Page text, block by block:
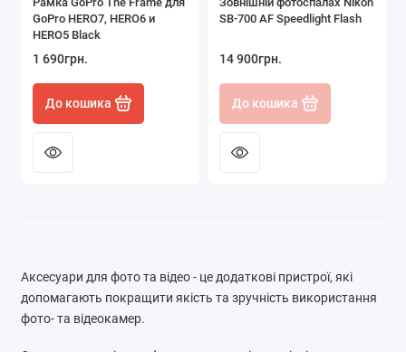
GoPro HERO7, HERO6 и
HERO5 Black
1 690грн.
До кошика
SB-700 AF Speedlight Flash
14 900грн.
До кошика
Аксесуари для фото та відео - це додаткові пристрої, які
допомагають покращити якість та зручність використання
фото- та відеокамер.